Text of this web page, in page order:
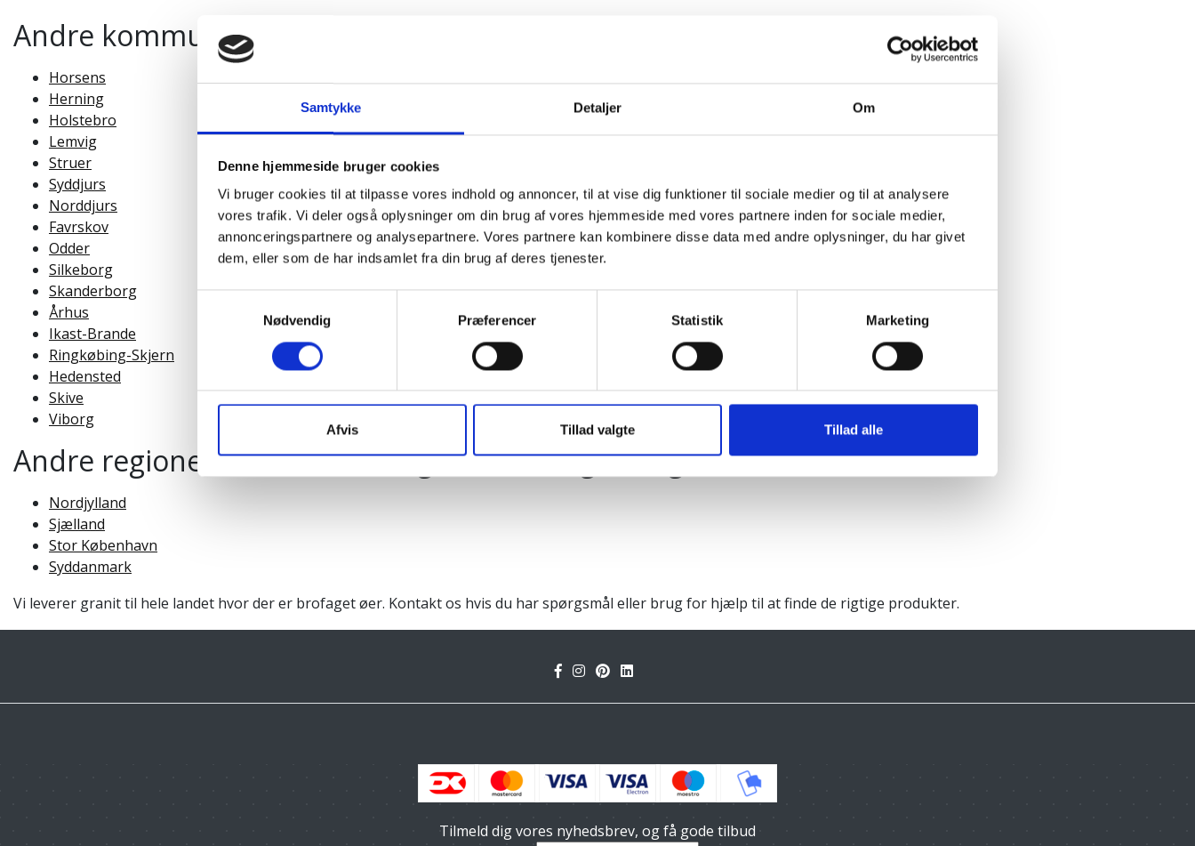
Samtykke Detaljer Om
Denne hjemmeside bruger cookies
Vi bruger cookies til at tilpasse vores indhold og annoncer, til at vise dig funktioner til sociale medier og til at analysere
vores trafik. Vi deler også oplysninger om din brug af vores hjemmeside med vores partnere inden for sociale medier,
annonceringspartnere og analysepartnere. Vores partnere kan kombinere disse data med andre oplysninger, du har givet
dem, eller som de har indsamlet fra din brug af deres tjenester.
Nødvendig
Præferencer Statistik Marketing
Afvis Tillad valgte Tillad alle
Andre kommuner hvor vi leverer granit fra dag til dag
Horsens
Herning
Holstebro
Lemvig
Struer
Syddjurs
Norddjurs
Favrskov
Odder
Silkeborg
Skanderborg
Århus
Ikast-Brande
Ringkøbing-Skjern
Hedensted
Skive
Viborg
Andre regioner hvor vi leverer granit fra dag til dag
Nordjylland
Sjælland
Stor København
Syddanmark
Vi leverer granit til hele landet hvor der er brofaget øer. Kontakt os hvis du har spørgsmål eller brug for hjælp til at finde de rigtige produkter.
Tilmeld dig vores nyhedsbrev, og få gode tilbud